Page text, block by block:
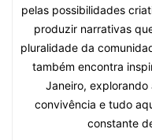
pelas possibilidades
produzir narrativas
pluralidade da
também encontra
Janeiro,
convivência e tudo
constante